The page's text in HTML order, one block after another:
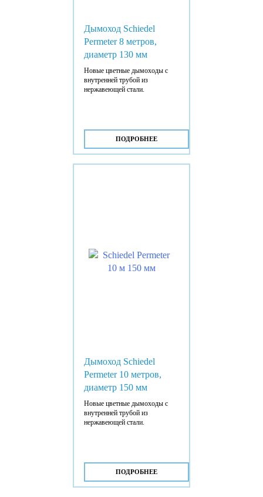
Дымоход Schiedel
Permeter 8 метров,
диаметр 130 мм
Новые цветные дымоходы с
внутренней трубой из
нержавеющей стали.
ПОДРОБНЕЕ
Дымоход Schiedel
Permeter 10 метров,
диаметр 150 мм
Новые цветные дымоходы с
внутренней трубой из
нержавеющей стали.
ПОДРОБНЕЕ